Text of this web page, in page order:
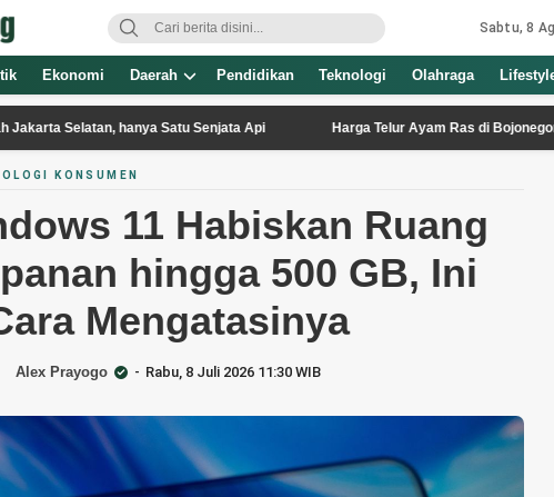
Sabtu, 8
Ekonomi Daerah Pendidikan Teknologi Olahraga
hanya Satu Senjata Api Harga Telur Ayam Ras di Bojonegoro Kembali
KONSUMEN
11 Habiskan Ruang
hingga 500 GB, Ini
Mengatasinya
Alex Prayogo Rabu, 8 Juli 2026 11:30 WIB